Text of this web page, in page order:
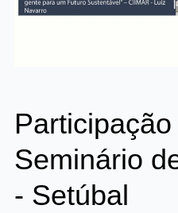
Seminário
- Setúbal